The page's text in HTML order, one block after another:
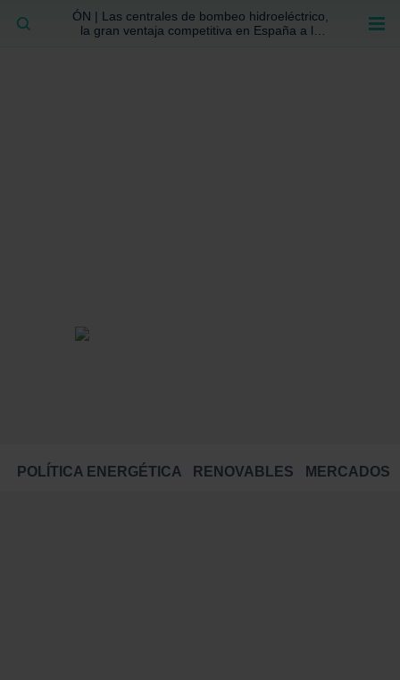
ÓN | Las centrales de bombeo hidroeléctrico,
la gran ventaja competitiva en España a la
POLÍTICA ENERGÉTICA RENOVABLES MERCADOS
BUSCAR